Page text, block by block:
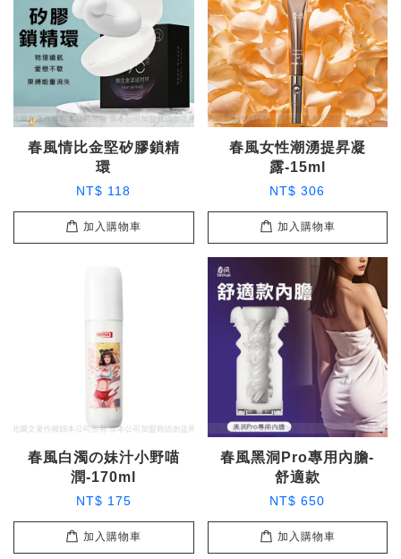
春風情比金堅矽膠鎖精
環
NT$ 118
加入購物車
春風女性潮湧提昇凝
露-15ml
NT$ 306
加入購物車
春風白濁の妹汁小野喵
潤-170ml
NT$ 175
加入購物車
春風黑洞Pro專用內膽-
舒適款
NT$ 650
加入購物車